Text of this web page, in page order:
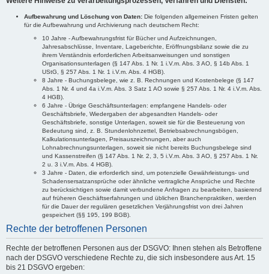
Aufbewahrung und Löschung von Daten: Die folgenden allgemeinen Fristen gelten
für die Aufbewahrung und Archivierung nach deutschem Recht:
10 Jahre - Aufbewahrungsfrist für Bücher und Aufzeichnungen,
Jahresabschlüsse, Inventare, Lageberichte, Eröffnungsbilanz sowie die zu
ihrem Verständnis erforderlichen Arbeitsanweisungen und sonstigen
Organisationsunterlagen (§ 147 Abs. 1 Nr. 1 i.V.m. Abs. 3 AO, § 14b Abs. 1
UStG, § 257 Abs. 1 Nr. 1 i.V.m. Abs. 4 HGB).
8 Jahre - Buchungsbelege, wie z. B. Rechnungen und Kostenbelege (§ 147
Abs. 1 Nr. 4 und 4a i.V.m. Abs. 3 Satz 1 AO sowie § 257 Abs. 1 Nr. 4 i.V.m. Abs.
4 HGB).
6 Jahre - Übrige Geschäftsunterlagen: empfangene Handels- oder
Geschäftsbriefe, Wiedergaben der abgesandten Handels- oder
Geschäftsbriefe, sonstige Unterlagen, soweit sie für die Besteuerung von
Bedeutung sind, z. B. Stundenlohnzettel, Betriebsabrechnungsbögen,
Kalkulationsunterlagen, Preisauszeichnungen, aber auch
Lohnabrechnungsunterlagen, soweit sie nicht bereits Buchungsbelege sind
und Kassenstreifen (§ 147 Abs. 1 Nr. 2, 3, 5 i.V.m. Abs. 3 AO, § 257 Abs. 1 Nr.
2 u. 3 i.V.m. Abs. 4 HGB).
3 Jahre - Daten, die erforderlich sind, um potenzielle Gewährleistungs- und
Schadensersatzansprüche oder ähnliche vertragliche Ansprüche und Rechte
zu berücksichtigen sowie damit verbundene Anfragen zu bearbeiten, basierend
auf früheren Geschäftserfahrungen und üblichen Branchenpraktiken, werden
für die Dauer der regulären gesetzlichen Verjährungsfrist von drei Jahren
gespeichert (§§ 195, 199 BGB).
Rechte der betroffenen Personen
Rechte der betroffenen Personen aus der DSGVO: Ihnen stehen als Betroffene
nach der DSGVO verschiedene Rechte zu, die sich insbesondere aus Art. 15
bis 21 DSGVO ergeben: